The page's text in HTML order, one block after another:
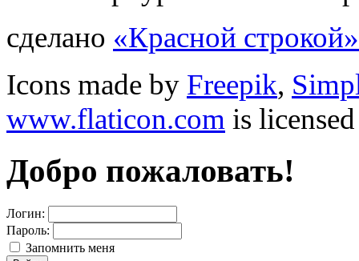
сделано «Красной строкой»
Icons made by Freepik,
www.flaticon.com is
Добро пожаловать!
Логин:
Пароль:
Запомнить меня